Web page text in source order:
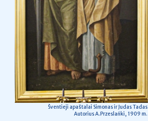
Šventieji apaštalai Simonas ir Judas Tadas
Autorius A.Przeslańki, 1909 m.